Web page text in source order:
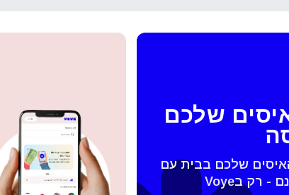
החלונית
שלכם
שלכם בבית עם